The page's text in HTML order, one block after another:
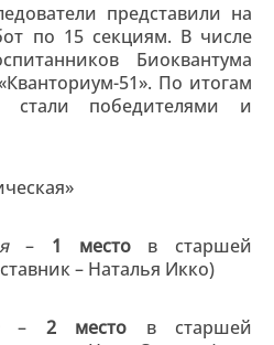
представили на
по 15 секциям. В числе
Биоквантума
51». По итогам
победителями и
– 1 место в старшей
– Наталья Икко)
2 место в старшей